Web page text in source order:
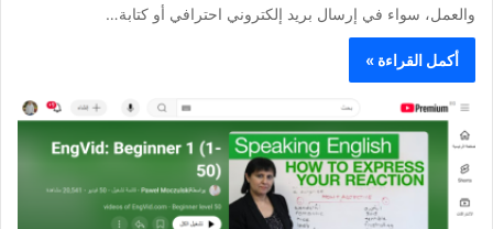
والعمل، سواء في إرسال بريد إلكتروني احترافي أو كتابة…
أكمل القراءة »